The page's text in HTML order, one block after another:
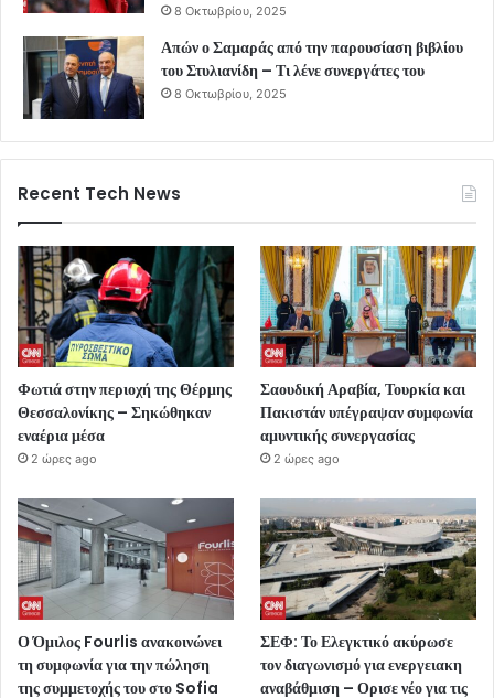
8 Οκτωβρίου, 2025
Απών ο Σαμαράς από την παρουσίαση βιβλίου
του Στυλιανίδη – Τι λένε συνεργάτες του
8 Οκτωβρίου, 2025
Recent Tech News
Φωτιά στην περιοχή της Θέρμης
Θεσσαλονίκης – Σηκώθηκαν
εναέρια μέσα
2 ώρες ago
Σαουδική Αραβία, Τουρκία και
Πακιστάν υπέγραψαν συμφωνία
αμυντικής συνεργασίας
2 ώρες ago
Ο Όμιλος Fourlis ανακοινώνει
τη συμφωνία για την πώληση
της συμμετοχής του στο Sofia
ΣΕΦ: Το Ελεγκτικό ακύρωσε
τον διαγωνισμό για ενεργειακη
αναβάθμιση – Ορισε νέο για τις